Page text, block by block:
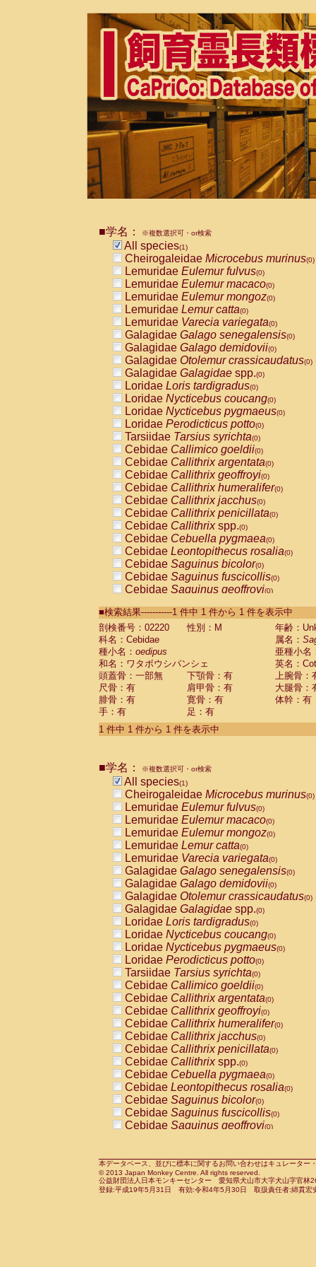
■学名： ※複数選択可・or検索
All species(1)
Cheirogaleidae Microcebus murinus(0)
Lemuridae Eulemur fulvus(0)
Lemuridae Eulemur macaco(0)
Lemuridae Eulemur mongoz(0)
Lemuridae Lemur catta(0)
Lemuridae Varecia variegata(0)
Galagidae Galago senegalensis(0)
Galagidae Galago demidovii(0)
Galagidae Otolemur crassicaudatus(0)
Galagidae Galagidae spp.(0)
Loridae Loris tardigradus(0)
Loridae Nycticebus coucang(0)
Loridae Nycticebus pygmaeus(0)
Loridae Perodicticus potto(0)
Tarsiidae Tarsius syrichta(0)
Cebidae Callimico goeldii(0)
Cebidae Callithrix argentata(0)
Cebidae Callithrix geoffroyi(0)
Cebidae Callithrix humeralifer(0)
Cebidae Callithrix jacchus(0)
Cebidae Callithrix penicillata(0)
Cebidae Callithrixspp.(0)
Cebidae Cebuella pygmaea(0)
Cebidae Leontopithecus rosalia(0)
Cebidae Saguinus bicolor(0)
Cebidae Saguinus fuscicollis(0)
Cebidae Saguinus geoffroyi(0)
CebidaeSaguinus labiatus(0)
Cebidae Saguinus leucopus (0)
Cebidae
Cebidae
CebidaeSaguinus nigricollis (0)
Cebidae Saguinus oedipus
Cebidae Saguinus weddelli
Cebidae Saguinusspp.
Cebidae Aotus trivirgatus
Cebidae Cebus albifrons
CebidaeCebus nigrivittatus
CebidaeCebus
CebidaeSaimiri boliviensis(0)
CebidaeSaimiri sciureus(0)
AtelidaeAlouatta caraya(0)
AtelidaeAlouatta fusca(0)
AtelidaeAlouatta seniculus
AtelidaeAlouattaspp.(0)
AtelidaeAteles belzebuth(0)
AtelidaeAteles geoffroyi(0)
AtelidaeAteles paniscus(0)
AtelidaeAtelesspp.(0)
Atelidae Lagothrix lagothricha
AtelidaeLagothrix lagothricha cana
PitheciidaeCacajao calvus
PitheciidaeCallicebus cupreus
PitheciidaeCallicebus donacophilus
PitheciidaeCallicebus moloch
PitheciidaeCallicebus torquatus
PitheciidaeCallicebusspp.(0)
PitheciidaeChiropotes satanas(0)
PitheciidaePithecia monachus
PitheciidaePithecia pithecia(0)
CercopithecidaeCercocebus agilis
CercopithecidaeCercocebus
CercopithecidaeCercocebus
CercopithecidaeCercocebus
CercopithecidaeCercocebus
CercopithecidaeCercocebushybrid
CercopithecidaePapio anubis(0)
CercopithecidaePapio cynocephalus
CercopithecidaePapio hamadryas(0)
■検索結果-----------1 件中 1 件から 1 件を表示中
剖検番号：02220
性別：M
年齢：
科名：Cebidae
属名：
種小名： oedipus
亜種小名
和名：ワタボウシパンシェ
英名：
頭蓋骨：一部無
下顎骨：有
上腕骨：
尺骨：有
肩甲骨：有
大腿骨：
腓骨：有
寛骨：有
体幹：有
手：有
足：有
1 件中 1 件から 1 件を表示中
■学名： ※複数選択可・or検索
All species(1)
Cheirogaleidae Microcebus murinus(0)
Lemuridae Eulemur fulvus(0)
Lemuridae Eulemur macaco(0)
Lemuridae Eulemur mongoz(0)
Lemuridae Lemur catta(0)
Lemuridae Varecia variegata(0)
Galagidae Galago senegalensis(0)
Galagidae Galago demidovii(0)
Galagidae Otolemur crassicaudatus(0)
Galagidae Galagidae spp.(0)
Loridae Loris tardigradus(0)
Loridae Nycticebus coucang(0)
Loridae Nycticebus pygmaeus(0)
Loridae Perodicticus potto(0)
Tarsiidae Tarsius syrichta(0)
Cebidae Callimico goeldii(0)
Cebidae Callithrix argentata(0)
Cebidae Callithrix geoffroyi(0)
Cebidae Callithrix humeralifer(0)
Cebidae Callithrix jacchus(0)
Cebidae Callithrix penicillata(0)
Cebidae Callithrixspp.(0)
Cebidae Cebuella pygmaea(0)
Cebidae Leontopithecus rosalia(0)
Cebidae Saguinus bicolor(0)
Cebidae Saguinus fuscicollis(0)
Cebidae Saguinus geoffroyi(0)
CebidaeSaguinus leucopus(0)
CebidaeSaguinus midas(0)
Cebidae Saguinus mystax(0)
本データベース、並びに標本に関するお問い合わせはキュレータ
© 2013 Japan Monkey Centre. All rights reserved.
公益財団法人日本モンキーセンター 愛知県犬山市大字犬山字官
登録:平成19年5月31日 有効:令和4年5月30日 取扱責任者:綿貫宏